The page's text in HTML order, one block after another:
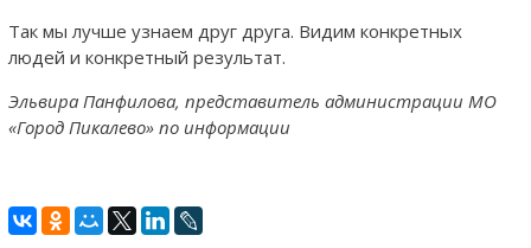
Так мы лучше узнаем друг друга. Видим конкретных
людей и конкретный результат.
Эльвира Панфилова, представитель администрации МО
«Город Пикалево» по информации